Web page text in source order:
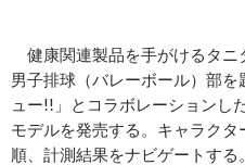
健康関連製品を手がけるタニ
男子排球（バレーボール）部
ュー!!」とコラボレーションし
モデルを発売する。キャラク
順、計測結果をナビゲートす